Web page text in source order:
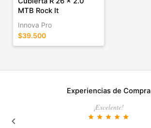
MTB Rock It
Innova Pro
$39.500
Experiencias de Compra
¡Excelente!
star star star star star
keyboard_arrow_left